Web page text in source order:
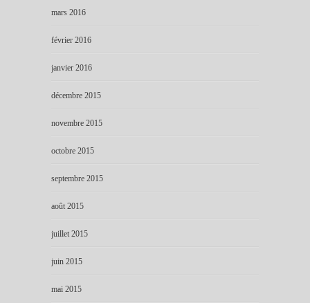
mars 2016
février 2016
janvier 2016
décembre 2015
novembre 2015
octobre 2015
septembre 2015
août 2015
juillet 2015
juin 2015
mai 2015